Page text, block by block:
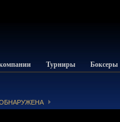
Турниры Боксеры